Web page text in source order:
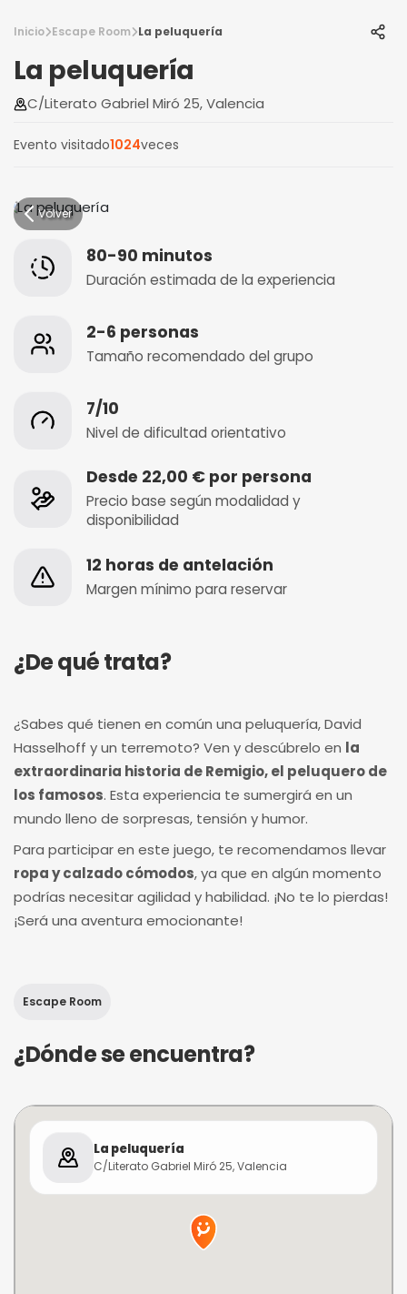
Inicio Escape Room La peluquería
La peluquería
C/Literato Gabriel Miró 25, Valencia
Evento visitado1024veces
Volver
80-90 minutos
Duración estimada de la experiencia
2-6 personas
Tamaño recomendado del grupo
7/10
Nivel de dificultad orientativo
Desde 22,00 € por persona
Precio base según modalidad y
disponibilidad
12 horas de antelación
Margen mínimo para reservar
¿De qué trata?
¿Sabes qué tienen en común una peluquería, David
Hasselhoff y un terremoto? Ven y descúbrelo en la
extraordinaria historia de Remigio, el peluquero de
los famosos. Esta experiencia te sumergirá en un
mundo lleno de sorpresas, tensión y humor.
Para participar en este juego, te recomendamos llevar
ropa y calzado cómodos, ya que en algún momento
podrías necesitar agilidad y habilidad. ¡No te lo pierdas!
¡Será una aventura emocionante!
Escape Room
¿Dónde se encuentra?
La peluquería
C/Literato Gabriel Miró 25, Valencia